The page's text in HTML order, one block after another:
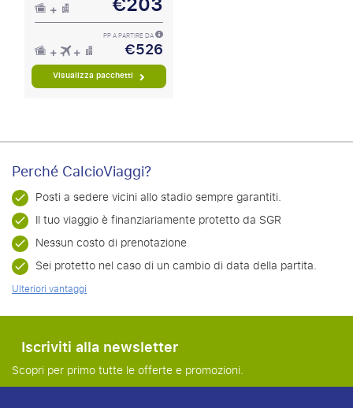
PP A PARTIRE DA
€526
Visualizza pacchetti
Perché CalcioViaggi?
Posti a sedere vicini allo stadio sempre garantiti.
Il tuo viaggio è finanziariamente protetto da SGR
Nessun costo di prenotazione
Sei protetto nel caso di un cambio di data della partita.
Ulteriori vantaggi
Iscriviti alla newsletter
Scopri per primo tutte le offerte e promozioni.